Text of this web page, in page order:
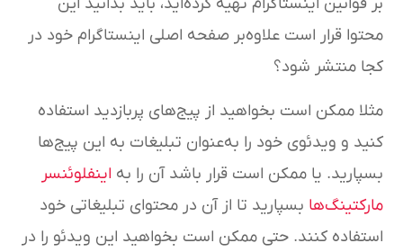
محتوا قرار است علاوه‌بر صفحه اصلی اینستاگرام خود در
کجا منتشر شود؟
مثلا ممکن است بخواهید از پیج‌های پربازدید استفاده
کنید و ویدئوی خود را به‌عنوان تبلیغات به این پیج‌ها
بسپارید. یا ممکن است قرار باشد آن را به اینفلوئنسر
مارکتینگ‌ها بسپارید تا از آن در محتوای تبلیغاتی خود
استفاده کنند. حتی ممکن است بخواهید این ویدئو را در